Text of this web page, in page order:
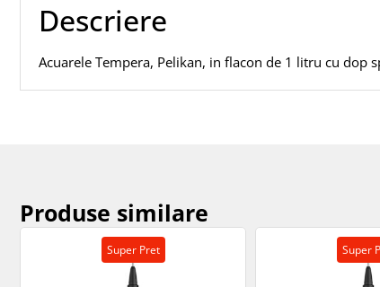
Descriere
Acuarele Tempera, Pelikan, in flacon de 1 litru cu dop
Produse similare
Super Pret Super